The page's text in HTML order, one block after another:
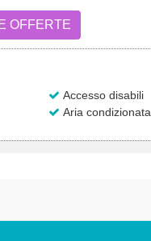
OFFERTE
Accesso disabili
Aria condizionata